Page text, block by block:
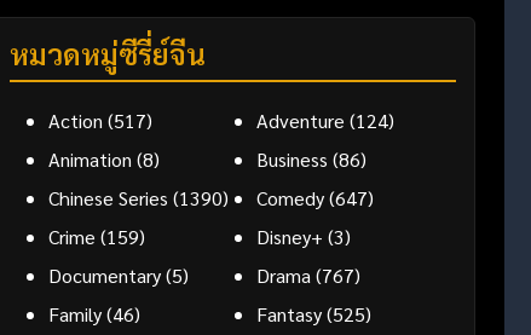
หมวดหมู่ซีรี่ย์จีน
Action (517) Adventure (124)
Animation (8) Business (86)
Chinese Series (1390) Comedy(647)
Crime (159) Disney+ (3)
Documentary(5) Drama(767)
Family(46) Fantasy(525)